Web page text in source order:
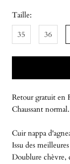
Taille:
35
36
Retour gratuit en
Chaussant
Cuir nappa
Issu des
Doublure chèvre,